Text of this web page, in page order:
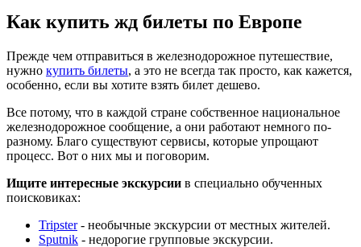
Как купить жд билеты по Европе
Прежде чем отправиться в железнодорожное путешествие,
нужно купить билеты, а это не всегда так просто, как кажется,
особенно, если вы хотите взять билет дешево.
Все потому, что в каждой стране собственное национальное
железнодорожное сообщение, а они работают немного по-
разному. Благо существуют сервисы, которые упрощают
процесс. Вот о них мы и поговорим.
Ищите интересные экскурсии в специально обученных
поисковиках:
Tripster- необычные экскурсии от местных жителей.
Sputnik - недорогие групповые экскурсии.